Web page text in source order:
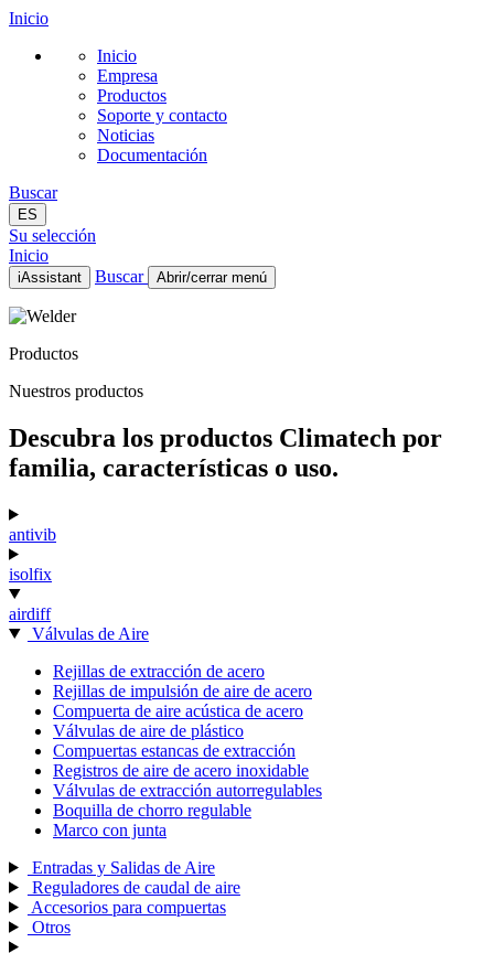
Inicio
Inicio
Empresa
Productos
Soporte y contacto
Noticias
Documentación
Buscar
ES
Su selección
Inicio
iAssistant Buscar Abrir/cerrar menú
Inicio
Productos
Noticias
ES
Productos
Nuestros productos
Descubra los productos Climatech por
familia, características o uso.
antivib
isolfix
airdiff
Válvulas de Aire
Rejillas de extracción de acero
Rejillas de impulsión de aire de acero
Compuerta de aire acústica de acero
Válvulas de aire de plástico
Compuertas estancas de extracción
Registros de aire de acero inoxidable
Válvulas de extracción autorregulables
Boquilla de chorro regulable
Marco con junta
Entradas y Salidas de Aire
Reguladores de caudal de aire
Accesorios para compuertas
Otros